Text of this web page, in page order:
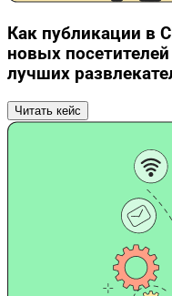
Как публикации в
новых
лучших
Читать кейс